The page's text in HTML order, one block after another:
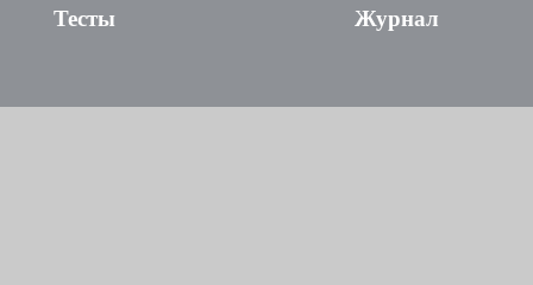
Тесты Журнал